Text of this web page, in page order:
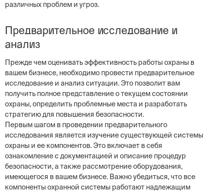
различных проблем и угроз.
Предварительное исследование и
анализ
Прежде чем оценивать эффективность работы охраны в
вашем бизнесе, необходимо провести предварительное
исследование и анализ ситуации. Это позволит вам
получить полное представление о текущем состоянии
охраны, определить проблемные места и разработать
стратегию для повышения безопасности.
Первым шагом в проведении предварительного
исследования является изучение существующей системы
охраны и ее компонентов. Это включает в себя
ознакомление с документацией и описание процедур
безопасности, а также рассмотрение оборудования,
имеющегося в вашем бизнесе. Важно убедиться, что все
компоненты охранной системы работают надлежащим